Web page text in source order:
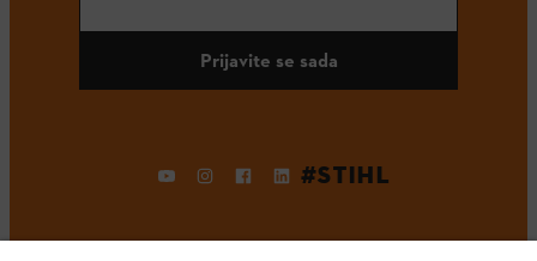
Prijavite se sada
#STIHL